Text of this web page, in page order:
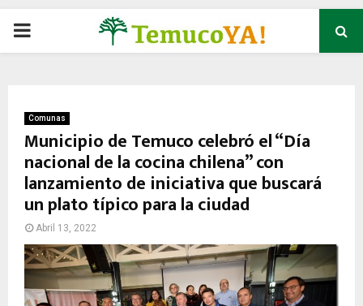
P
M
A
R
Y
Comunas
Municipio de Temuco celebró el “Día
nacional de la cocina chilena” con
lanzamiento de iniciativa que buscará
un plato típico para la ciudad
Abril 13, 2022